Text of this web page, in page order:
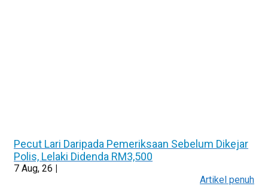
Pecut Lari Daripada Pemeriksaan Sebelum Dikejar
Polis, Lelaki Didenda RM3,500
7 Aug, 26 |
Artikel penuh